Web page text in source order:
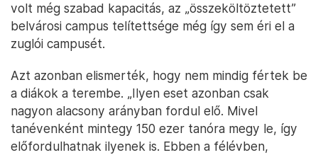
volt még szabad kapacitás, az „összeköltöztetett”
belvárosi campus telítettsége még így sem éri el a
zuglói campusét.
Azt azonban elismerték, hogy nem mindig fértek be
a diákok a terembe. „Ilyen eset azonban csak
nagyon alacsony arányban fordul elő. Mivel
tanévenként mintegy 150 ezer tanóra megy le, így
előfordulhatnak ilyenek is. Ebben a félévben,